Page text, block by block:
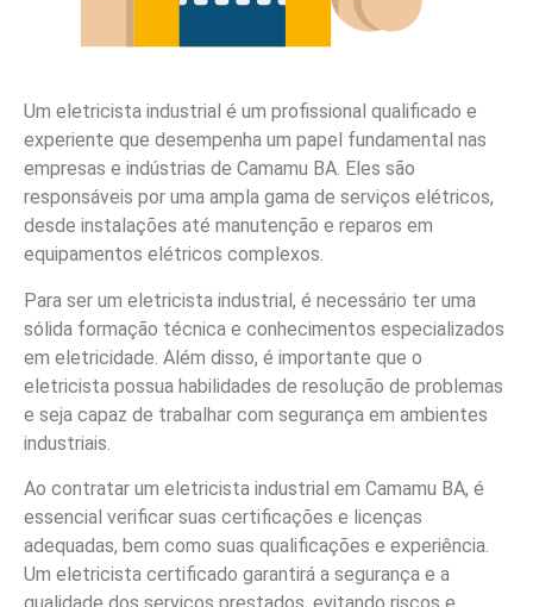
Um eletricista industrial é um profissional qualificado e
experiente que desempenha um papel fundamental nas
empresas e indústrias de Camamu BA. Eles são
responsáveis por uma ampla gama de serviços elétricos,
desde instalações até manutenção e reparos em
equipamentos elétricos complexos.
Para ser um eletricista industrial, é necessário ter uma
sólida formação técnica e conhecimentos especializados
em eletricidade. Além disso, é importante que o
eletricista possua habilidades de resolução de problemas
e seja capaz de trabalhar com segurança em ambientes
industriais.
Ao contratar um eletricista industrial em Camamu BA, é
essencial verificar suas certificações e licenças
adequadas, bem como suas qualificações e experiência.
Um eletricista certificado garantirá a segurança e a